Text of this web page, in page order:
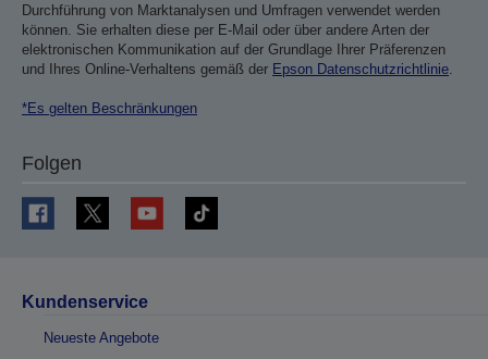
Durchführung von Marktanalysen und Umfragen verwendet werden
können. Sie erhalten diese per E-Mail oder über andere Arten der
elektronischen Kommunikation auf der Grundlage Ihrer Präferenzen
und Ihres Online-Verhaltens gemäß der Epson Datenschutzrichtlinie.
*Es gelten Beschränkungen
Folgen
Kundenservice
Neueste Angebote